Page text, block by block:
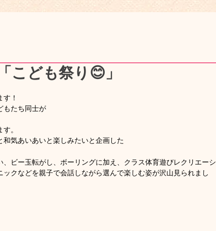
こども祭り😊」
！
もたち同士が
。
気あいあいと楽しみたいと企画した
ビー玉転がし、ボーリングに加え、クラス体育遊びレクリエーシ
ックなどを親子で会話しながら選んで楽しむ姿が沢山見られまし